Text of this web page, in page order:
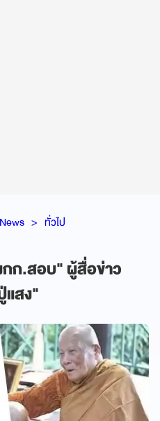
News ทั่วไป
ก.สอบ" ผู้สื่อข่าว
สง"